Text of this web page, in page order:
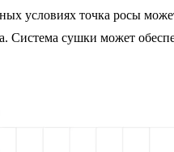
условиях точка росы
Система сушки может